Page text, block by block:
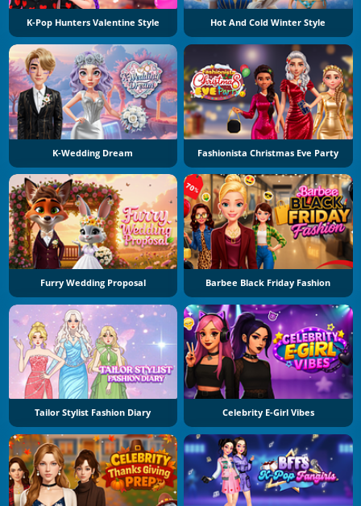
K-Pop Hunters Valentine Style Hot And Cold Winter Style
K-Wedding Dream Fashionista Christmas Eve Party
Furry Wedding Proposal Barbee Black Friday Fashion
Tailor Stylist Fashion Diary Celebrity E-Girl Vibes